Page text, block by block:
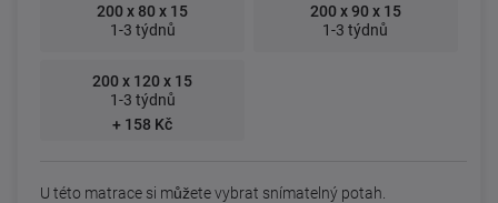
200 x 80 x 15
1-3 týdnů
200 x 90 x 15
1-3 týdnů
200 x 120 x 15
1-3 týdnů
+ 158 Kč
U této matrace si můžete vybrat snímatelný potah.